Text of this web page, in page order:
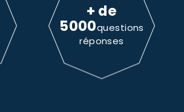
+ de
5000questions
réponses